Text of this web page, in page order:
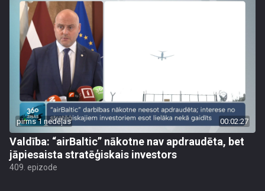
pirms 1 nedēļas 00:02:27
Valdība: “airBaltic” nākotne nav apdraudēta, bet
jāpiesaista stratēģiskais investors
409. epizode